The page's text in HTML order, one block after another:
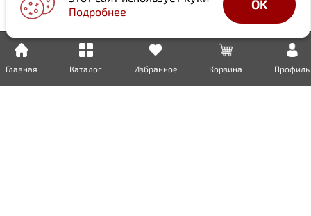
Главная Каталог Избранное Корзина Профиль
Подробнее
OK